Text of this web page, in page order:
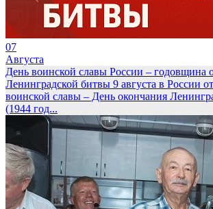
07
Августа
День воинской славы России – годовщина
Ленинградской битвы 9 августа в России
воинской славы – День окончания
(1944 год...